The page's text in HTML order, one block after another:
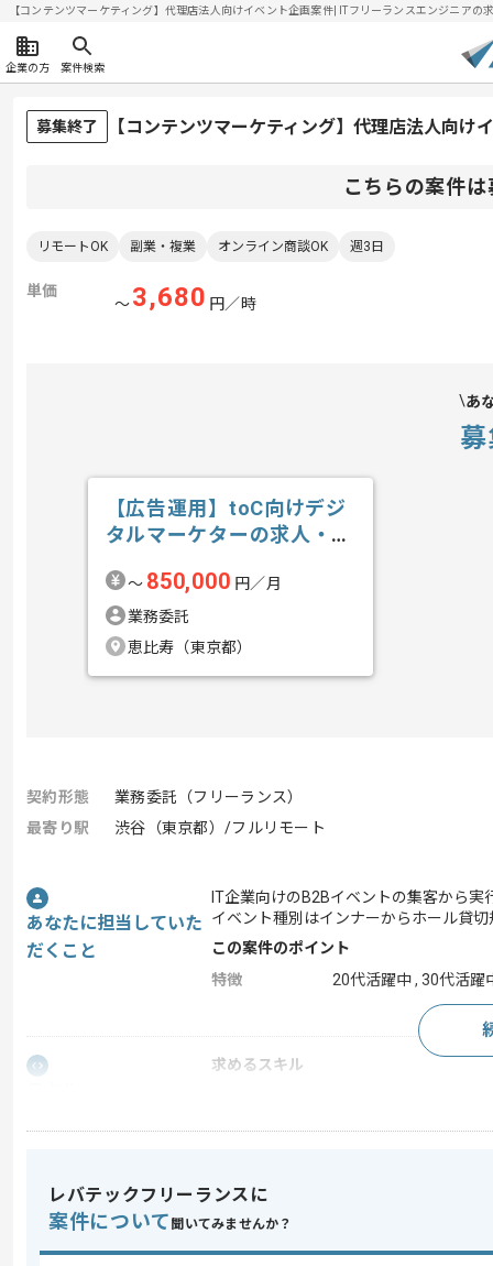
【コンテンツマーケティング】代理店法人向けイベント企画案件| ITフリーランスエンジニア
企業の方 案件検索
募集終了 【コンテンツマーケティング】代理店法人向け
こちらの案件
リモートOK 副業・複業 オンライン商談OK 週3日
単価
〜3,680 円／時
あ
【広告運用】toC向けデジ
タルマーケターの求人・案
〜 850,000 円／月
業務委託
恵比寿（東京都）
契約形態
業務委託（フリーランス）
最寄り駅
渋谷（東京都）/フルリモート
あなたに担当していた
だくこと
IT企業向けのB2Bイベントの集客から
イベント種別はインナーからホール貸
この案件のポイント
特徴
20代活躍中 , 30代活躍
求めるスキル
・広告運用の内製化、CRM活用、セー
歓迎スキル
・大規模カンファレンス／複合イベン
レバテックフリーランスに
案件について 聞いてみませんか？